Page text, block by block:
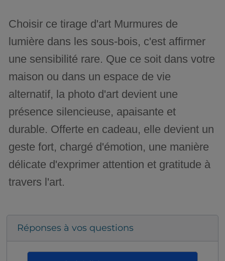
Choisir ce tirage d'art Murmures de
lumière dans les sous-bois, c'est affirmer
une sensibilité rare. Que ce soit dans votre
maison ou dans un espace de vie
alternatif, la photo d'art devient une
présence silencieuse, apaisante et
durable. Offerte en cadeau, elle devient un
geste fort, chargé d'émotion, une manière
délicate d'exprimer attention et gratitude à
travers l'art.
Réponses à vos questions